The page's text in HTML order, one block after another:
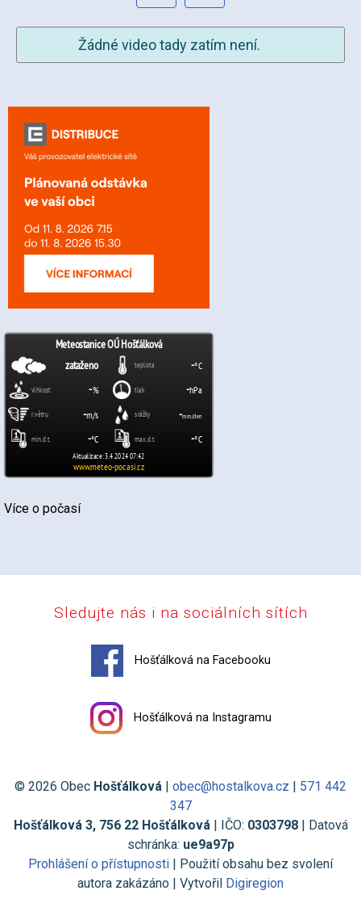
Více o počasí
Žádné video tady zatím není.
Sledujte nás i na sociálních sítích
Hošťálková na Facebooku
Hošťálková na Instagramu
© 2026 Obec Hošťálková | obec@hostalkova.cz | 571 442
347
Hošťálková 3, 756 22 Hošťálková| IČO: 0303798| Datová
schránka: ue9a97p
Prohlášení o přístupnosti | Použití obsahu bez svolení
autora zakázáno | Vytvořil Digiregion